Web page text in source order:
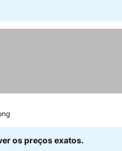
os preços exatos.